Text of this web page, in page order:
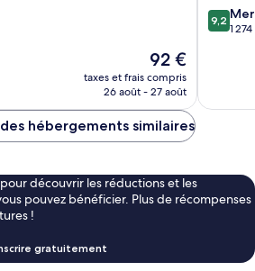
Le
nouveau
prix
de
92 €
taxes et frais compris
26 août - 27 août
9.2
sur
9,2
1
hébergements similaires
découvrir les réductions et les
pouvez bénéficier. Plus de récompenses
!
gratuitement